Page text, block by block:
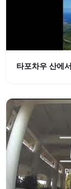
타포차우 산에